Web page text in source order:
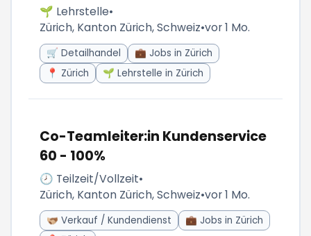
🌱 Lehrstelle•
Zürich, Kanton Zürich, Schweiz•vor 1 Mo.
🛒 Detailhandel
💼 Jobs in Zürich
📍 Zürich
🌱 Lehrstelle in Zürich
Co-Teamleiter:in Kundenservice
60 - 100%
🕗 Teilzeit/Vollzeit•
Zürich, Kanton Zürich, Schweiz•vor 1 Mo.
🫱🏼‍🫲🏾 Verkauf / Kundendienst
💼 Jobs in Zürich